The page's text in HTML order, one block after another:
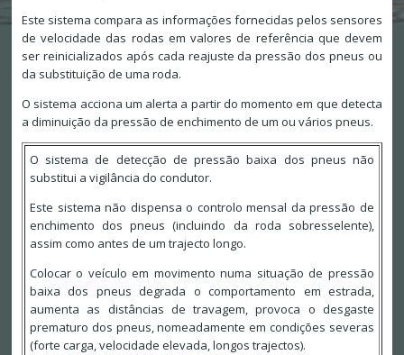
Este sistema compara as informações fornecidas pelos sensores
de velocidade das rodas em valores de referência que devem
ser reinicializados após cada reajuste da pressão dos pneus ou
da substituição de uma roda.
O sistema acciona um alerta a partir do momento em que detecta
a diminuição da pressão de enchimento de um ou vários pneus.
O sistema de detecção de pressão baixa dos pneus não
substitui a vigilância do condutor.
Este sistema não dispensa o controlo mensal da pressão de
enchimento dos pneus (incluindo da roda sobresselente),
assim como antes de um trajecto longo.
Colocar o veículo em movimento numa situação de pressão
baixa dos pneus degrada o comportamento em estrada,
aumenta as distâncias de travagem, provoca o desgaste
prematuro dos pneus, nomeadamente em condições severas
(forte carga, velocidade elevada, longos trajectos).